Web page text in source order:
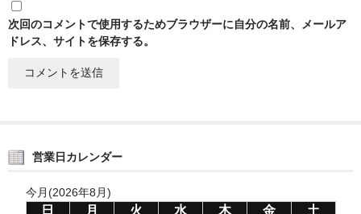
次回のコメントで使用するためブラウザーに自分の名前、メールア
ドレス、サイトを保存する。
営業日カレンダー
今月(2026年8月)
日 月 火 水 木 金 土